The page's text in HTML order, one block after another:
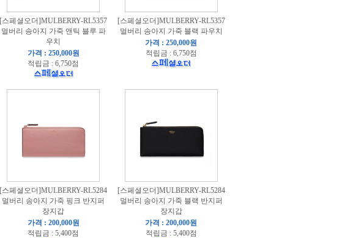
[스페셜오더]MULBERRY-RL5357
멀버리 송아지 가죽 앤틱 블루 파
우치
가격 : 250,000원
적립금 : 6,750점
[스페셜오더]MULBERRY-RL5357
멀버리 송아지 가죽 블랙 파우치
가격 : 250,000원
적립금 : 6,750점
[스페셜오더]MULBERRY-RL5284
멀버리 송아지 가죽 핑크 반지퍼
장지갑
가격 : 200,000원
적립금 : 5,400점
[스페셜오더]MULBERRY-RL5284
멀버리 송아지 가죽 블랙 반지퍼
장지갑
가격 : 200,000원
적립금 : 5,400점